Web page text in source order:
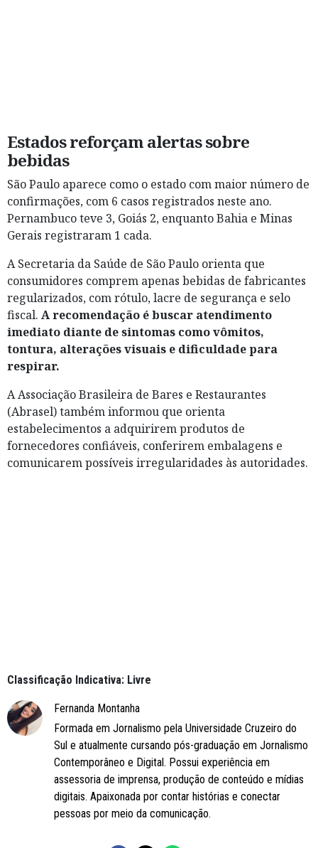
Estados reforçam alertas sobre
bebidas
São Paulo aparece como o estado com maior número de
confirmações, com 6 casos registrados neste ano.
Pernambuco teve 3, Goiás 2, enquanto Bahia e Minas
Gerais registraram 1 cada.
A Secretaria da Saúde de São Paulo orienta que
consumidores comprem apenas bebidas de fabricantes
regularizados, com rótulo, lacre de segurança e selo
fiscal. A recomendação é buscar atendimento
imediato diante de sintomas como vômitos,
tontura, alterações visuais e dificuldade para
respirar.
A Associação Brasileira de Bares e Restaurantes
(Abrasel) também informou que orienta
estabelecimentos a adquirirem produtos de
fornecedores confiáveis, conferirem embalagens e
comunicarem possíveis irregularidades às autoridades.
Classificação Indicativa: Livre
Fernanda Montanha
Formada em Jornalismo pela Universidade Cruzeiro do
Sul e atualmente cursando pós-graduação em Jornalismo
Contemporâneo e Digital. Possui experiência em
assessoria de imprensa, produção de conteúdo e mídias
digitais. Apaixonada por contar histórias e conectar
pessoas por meio da comunicação.